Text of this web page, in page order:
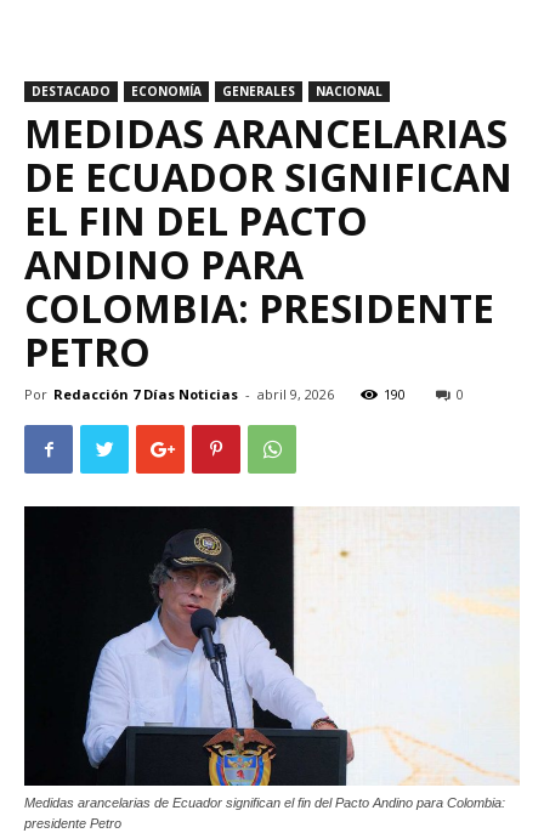
DESTACADO ECONOMÍA GENERALES NACIONAL
MEDIDAS ARANCELARIAS
DE ECUADOR SIGNIFICAN
EL FIN DEL PACTO
ANDINO PARA
COLOMBIA: PRESIDENTE
PETRO
Por Redacción 7 Días Noticias - abril 9, 2026 190 0
Medidas arancelarias de Ecuador significan el fin del Pacto Andino para Colombia:
presidente Petro